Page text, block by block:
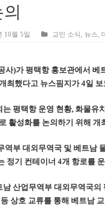
해 국경절 연휴 5일 연속 휴
전황 1,623일: 키이우, 탄도
군 참모총장 임명 난항
10월 5일 교민 소식 뉴스
사)가 평택항 홍보관에서
최했다고 뉴스핌지가 4일 보
평택항 운영 현황, 화물유
활성화를 논의하기 위해 개
역부 대외무역국 및 베트남
정기 컨테이너 4개 항로를
산업무역부 대외무역국
상호 교류를 통해 베트남